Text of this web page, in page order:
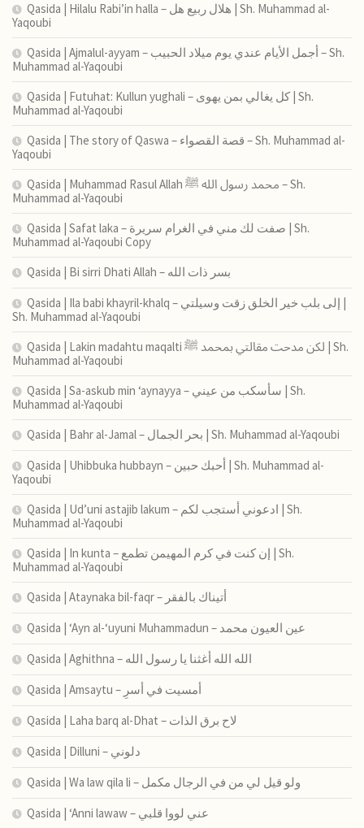
Qasida | Hilalu Rabi’in halla – هلال ربيع هل | Sh. Muhammad al-
Yaqoubi
Qasida | Ajmalul-ayyam – أجمل الأيام عندي يوم ميلاد الحبيب – Sh.
Muhammad al-Yaqoubi
Qasida | Futuhat: Kullun yughali – كل يغالي بمن يهوى | Sh.
Muhammad al-Yaqoubi
Qasida | The story of Qaswa – قصة القصواء – Sh. Muhammad al-
Yaqoubi
Qasida | Muhammad Rasul Allah محمد رسول الله ﷺ – Sh.
Muhammad al-Yaqoubi
Qasida | Safat laka – صفت لك مني في الغرام سريرة | Sh.
Muhammad al-Yaqoubi Copy
Qasida | Bi sirri Dhati Allah – بسر ذات الله
Qasida | Ila babi khayril-khalq – إلى بلب خير الخلق زقت وسيلتي |
Sh. Muhammad al-Yaqoubi
Qasida | Lakin madahtu maqalti لكن مدحت مقالتي بمحمد ﷺ | Sh.
Muhammad al-Yaqoubi
Qasida | Sa-askub min ‘aynayya – سأسكب من عيني | Sh.
Muhammad al-Yaqoubi
Qasida | Bahr al-Jamal – بحر الجمال | Sh. Muhammad al-Yaqoubi
Qasida | Uhibbuka hubbayn – أحبك حبين | Sh. Muhammad al-
Yaqoubi
Qasida | Ud’uni astajib lakum – ادعوني أستجب لكم | Sh.
Muhammad al-Yaqoubi
Qasida | In kunta – إن كنت في كرم المهيمن تطمع | Sh.
Muhammad al-Yaqoubi
Qasida | Ataynaka bil-faqr – أتيناك بالفقر
Qasida | ‘Ayn al-‘uyuni Muhammadun – عين العيون محمد
Qasida | Aghithna – الله الله أغثنا يا رسول الله
Qasida | Amsaytu – أمسیت في أسرِ
Qasida | Laha barq al-Dhat – لاح برق الذات
Qasida | Dilluni – دلوني
Qasida | Wa law qila li – ولو قيل لي من في الرجال مكمل
Qasida | ‘Anni lawaw – عني لووا قلبي